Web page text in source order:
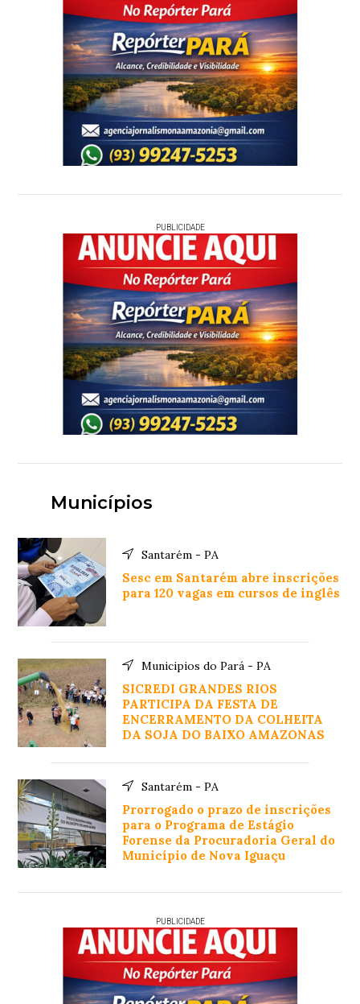
PUBLICIDADE
Municípios
Santarém - PA
Sesc em Santarém abre inscrições
para 120 vagas em cursos de inglês
Municipios do Pará - PA
SICREDI GRANDES RIOS
PARTICIPA DA FESTA DE
ENCERRAMENTO DA COLHEITA
DA SOJA DO BAIXO AMAZONAS
Santarém - PA
Prorrogado o prazo de inscrições
para o Programa de Estágio
Forense da Procuradoria Geral do
Município de Nova Iguaçu
PUBLICIDADE